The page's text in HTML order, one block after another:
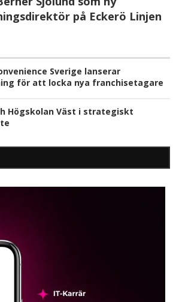
på Eckerö Linjen
Sverige lanserar
för att locka nya franchisetagare
Högskolan Väst i strategiskt